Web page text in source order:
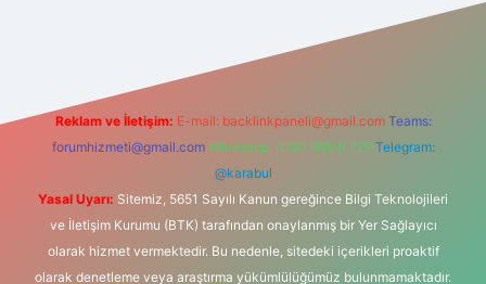
Reklam ve İletişim: E-mail: backlinkpaneli@gmail.com Teams:
forumhizmeti@gmail.com Whatsapp: 0262 606 0 726 Telegram:
@karabul
Yasal Uyarı: Sitemiz, 5651 Sayılı Kanun gereğince Bilgi Teknolojileri
ve İletişim Kurumu (BTK) tarafından onaylanmış bir Yer Sağlayıcı
olarak hizmet vermektedir. Bu nedenle, sitedeki içerikleri proaktif
olarak denetleme veya araştırma yükümlülüğümüz bulunmamaktadır.